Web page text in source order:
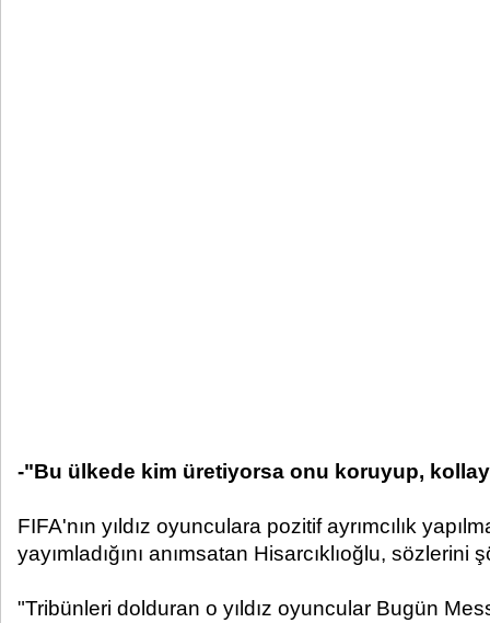
-"Bu ülkede kim üretiyorsa onu koruyup,
FIFA'nın yıldız oyunculara pozitif ayrımcılık
yayımladığını anımsatan Hisarcıklıoğlu,
"Tribünleri dolduran o yıldız oyuncular Bugün